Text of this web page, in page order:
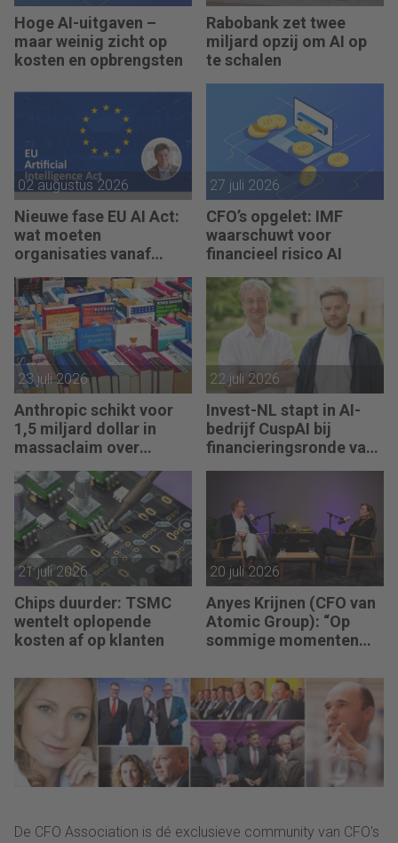
Hoge AI-uitgaven –
maar weinig zicht op
kosten en opbrengsten
Rabobank zet twee
miljard opzij om AI op
te schalen
02 augustus 2026
Nieuwe fase EU AI Act:
wat moeten
organisaties vanaf
27 juli 2026
CFO’s opgelet: IMF
waarschuwt voor
financieel risico AI
23 juli 2026
Anthropic schikt voor
1,5 miljard dollar in
massaclaim over
22 juli 2026
Invest-NL stapt in AI-
bedrijf CuspAI bij
financieringsronde van
21 juli 2026
Chips duurder: TSMC
wentelt oplopende
kosten af op klanten
20 juli 2026
Anyes Krijnen (CFO van
Atomic Group): “Op
sommige momenten
getwijfeld, te lang
gewacht.”
De CFO Association is dé exclusieve community van CFO's